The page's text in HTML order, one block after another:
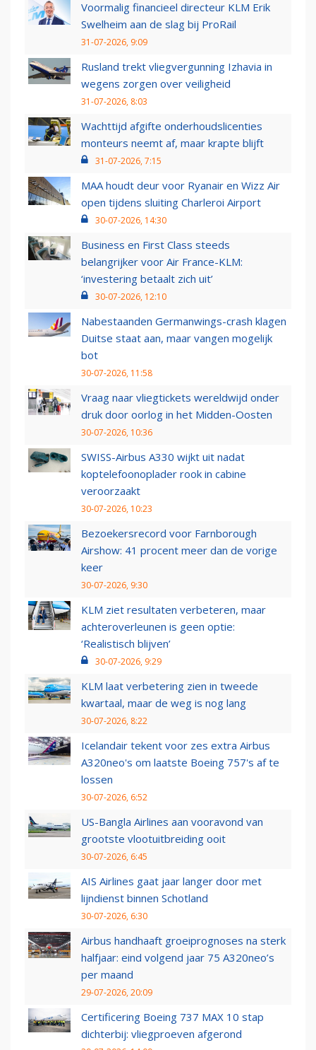
Voormalig financieel directeur KLM Erik
Swelheim aan de slag bij ProRail
31-07-2026, 9:09
Rusland trekt vliegvergunning Izhavia in
wegens zorgen over veiligheid
31-07-2026, 8:03
Wachttijd afgifte onderhoudslicenties
monteurs neemt af, maar krapte blijft
31-07-2026, 7:15
MAA houdt deur voor Ryanair en Wizz Air
open tijdens sluiting Charleroi Airport
30-07-2026, 14:30
Business en First Class steeds
belangrijker voor Air France-KLM:
‘investering betaalt zich uit’
30-07-2026, 12:10
Nabestaanden Germanwings-crash klagen
Duitse staat aan, maar vangen mogelijk
bot
30-07-2026, 11:58
Vraag naar vliegtickets wereldwijd onder
druk door oorlog in het Midden-Oosten
30-07-2026, 10:36
SWISS-Airbus A330 wijkt uit nadat
koptelefoonoplader rook in cabine
veroorzaakt
30-07-2026, 10:23
Bezoekersrecord voor Farnborough
Airshow: 41 procent meer dan de vorige
keer
30-07-2026, 9:30
KLM ziet resultaten verbeteren, maar
achteroverleunen is geen optie:
‘Realistisch blijven’
30-07-2026, 9:29
KLM laat verbetering zien in tweede
kwartaal, maar de weg is nog lang
30-07-2026, 8:22
Icelandair tekent voor zes extra Airbus
A320neo's om laatste Boeing 757's af te
lossen
30-07-2026, 6:52
US-Bangla Airlines aan vooravond van
grootste vlootuitbreiding ooit
30-07-2026, 6:45
AIS Airlines gaat jaar langer door met
lijndienst binnen Schotland
30-07-2026, 6:30
Airbus handhaaft groeiprognoses na sterk
halfjaar: eind volgend jaar 75 A320neo’s
per maand
29-07-2026, 20:09
Certificering Boeing 737 MAX 10 stap
dichterbij: vliegproeven afgerond